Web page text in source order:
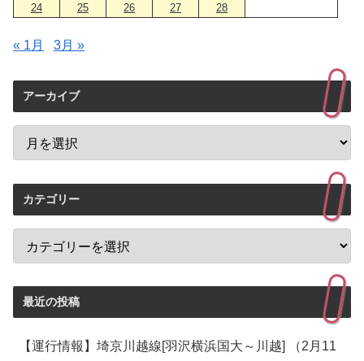
24
25 26 27 28
« 1月 3月 »
アーカイブ
カテゴリー
最近の投稿
【運行情報】埼京川越線[羽沢横浜国大～川越] （2月11